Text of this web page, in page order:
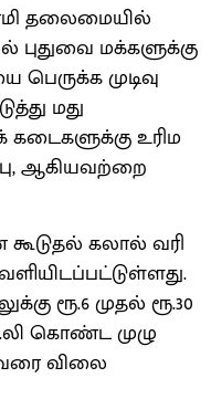
தலைமையில்
மக்களுக்கு
முடிவு
மது
கடைகளுக்கு உரிம
ஆகியவற்றை
கலால் வரி
ரூ.6 முதல் ரூ.30
கொண்ட முழு
வரை விலை